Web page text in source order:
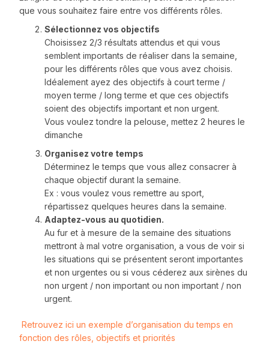
que vous souhaitez faire entre vos différents rôles.
Sélectionnez vos objectifs
Choisissez 2/3 résultats attendus et qui vous
semblent importants de réaliser dans la semaine,
pour les différents rôles que vous avez choisis.
Idéalement ayez des objectifs à court terme /
moyen terme / long terme et que ces objectifs
soient des objectifs important et non urgent.
Vous voulez tondre la pelouse, mettez 2 heures le
dimanche
Organisez votre temps
Déterminez le temps que vous allez consacrer à
chaque objectif durant la semaine.
Ex : vous voulez vous remettre au sport,
répartissez quelques heures dans la semaine.
Adaptez-vous au quotidien.
Au fur et à mesure de la semaine des situations
mettront à mal votre organisation, a vous de voir si
les situations qui se présentent seront importantes
et non urgentes ou si vous céderez aux sirènes du
non urgent / non important ou non important / non
urgent.
Retrouvez ici un exemple d’organisation du temps en
fonction des rôles, objectifs et priorités